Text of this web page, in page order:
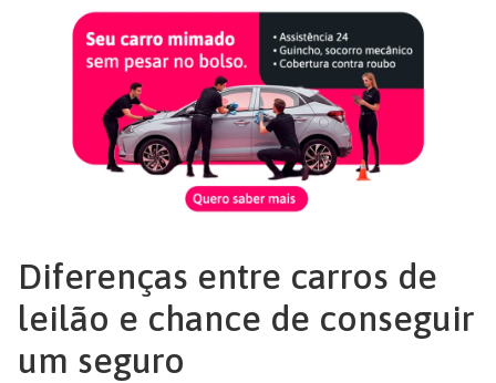
Diferenças entre carros de
leilão e chance de conseguir
um seguro